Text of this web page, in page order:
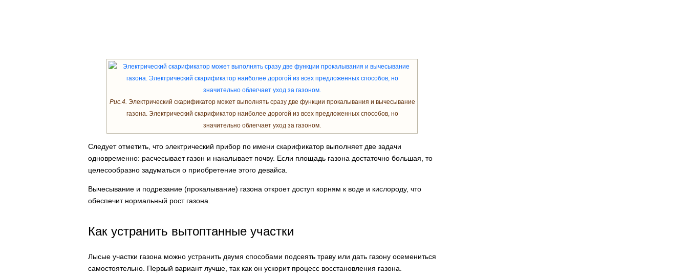
Рис.4. Электрический скарификатор может выполнять сразу две функции прокалывания и вычесывание
газона. Электрический скарификатор наиболее дорогой из всех предложенных способов, но
значительно облегчает уход за газоном.
Следует отметить, что электрический прибор по имени скарификатор выполняет две задачи
одновременно: расчесывает газон и накалывает почву. Если площадь газона достаточно большая, то
целесообразно задуматься о приобретение этого девайса.
Вычесывание и подрезание (прокалывание) газона откроет доступ корням к воде и кислороду, что
обеспечит нормальный рост газона.
Как устранить вытоптанные участки
Лысые участки газона можно устранить двумя способами подсеять траву или дать газону осемениться
самостоятельно. Первый вариант лучше, так как он ускорит процесс восстановления газона.